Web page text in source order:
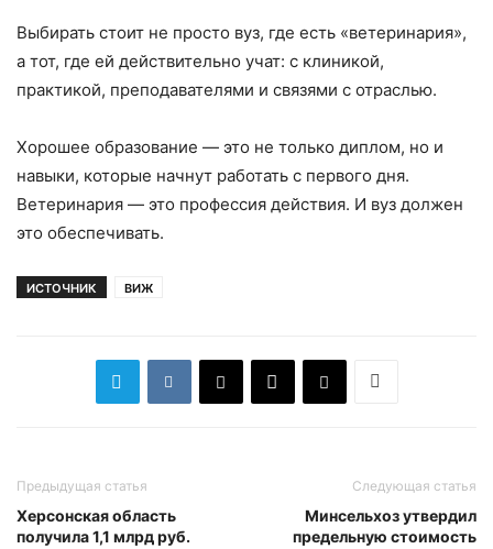
Выбирать стоит не просто вуз, где есть «ветеринария»,
а тот, где ей действительно учат: с клиникой,
практикой, преподавателями и связями с отраслью.
Хорошее образование — это не только диплом, но и
навыки, которые начнут работать с первого дня.
Ветеринария — это профессия действия. И вуз должен
это обеспечивать.
ИСТОЧНИК ВИЖ
Предыдущая статья
Херсонская область
получила 1,1 млрд руб.
Следующая статья
Минсельхоз утвердил
предельную стоимость